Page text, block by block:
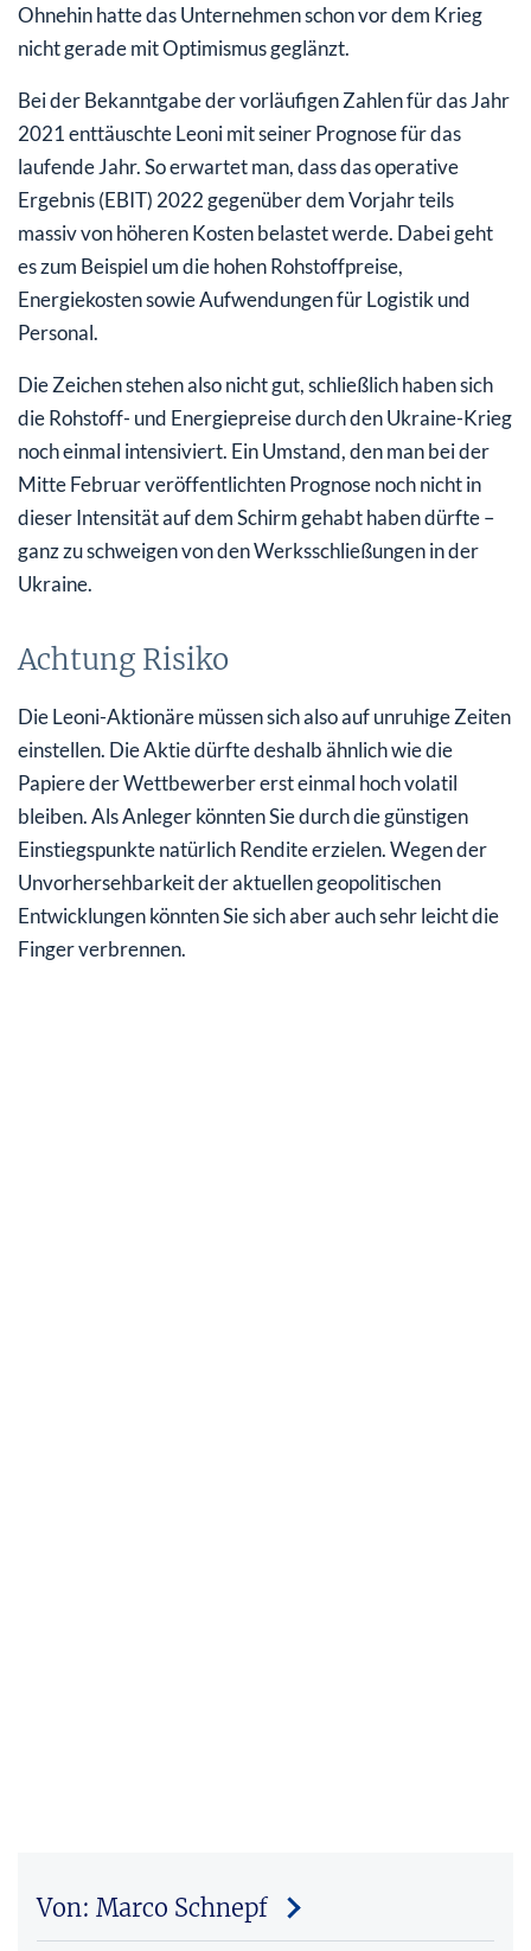
Ohnehin hatte das Unternehmen schon vor dem Krieg
nicht gerade mit Optimismus geglänzt.
Bei der Bekanntgabe der vorläufigen Zahlen für das Jahr
2021 enttäuschte Leoni mit seiner Prognose für das
laufende Jahr. So erwartet man, dass das operative
Ergebnis (EBIT) 2022 gegenüber dem Vorjahr teils
massiv von höheren Kosten belastet werde. Dabei geht
es zum Beispiel um die hohen Rohstoffpreise,
Energiekosten sowie Aufwendungen für Logistik und
Personal.
Die Zeichen stehen also nicht gut, schließlich haben sich
die Rohstoff- und Energiepreise durch den Ukraine-Krieg
noch einmal intensiviert. Ein Umstand, den man bei der
Mitte Februar veröffentlichten Prognose noch nicht in
dieser Intensität auf dem Schirm gehabt haben dürfte –
ganz zu schweigen von den Werksschließungen in der
Ukraine.
Achtung Risiko
Die Leoni-Aktionäre müssen sich also auf unruhige Zeiten
einstellen. Die Aktie dürfte deshalb ähnlich wie die
Papiere der Wettbewerber erst einmal hoch volatil
bleiben. Als Anleger könnten Sie durch die günstigen
Einstiegspunkte natürlich Rendite erzielen. Wegen der
Unvorhersehbarkeit der aktuellen geopolitischen
Entwicklungen könnten Sie sich aber auch sehr leicht die
Finger verbrennen.
Von: Marco Schnepf